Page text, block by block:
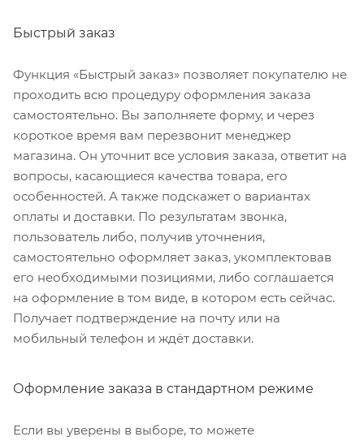
Быстрый заказ
Функция «Быстрый заказ» позволяет покупателю не
проходить всю процедуру оформления заказа
самостоятельно. Вы заполняете форму, и через
короткое время вам перезвонит менеджер
магазина. Он уточнит все условия заказа, ответит на
вопросы, касающиеся качества товара, его
особенностей. А также подскажет о вариантах
оплаты и доставки. По результатам звонка,
пользователь либо, получив уточнения,
самостоятельно оформляет заказ, укомплектовав
его необходимыми позициями, либо соглашается
на оформление в том виде, в котором есть сейчас.
Получает подтверждение на почту или на
мобильный телефон и ждёт доставки.
Оформление заказа в стандартном режиме
Если вы уверены в выборе, то можете